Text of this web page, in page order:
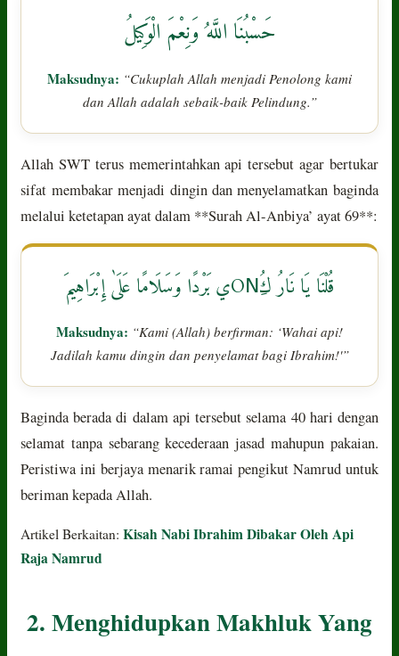
حَسْبُنَا اللَّهُ وَنِعْمَ الْوَكِيلُ
Maksudnya: “Cukuplah Allah menjadi Penolong kami
dan Allah adalah sebaik-baik Pelindung.”
Allah SWT terus memerintahkan api tersebut agar bertukar
sifat membakar menjadi dingin dan menyelamatkan baginda
melalui ketetapan ayat dalam **Surah Al-Anbiya’ ayat 69**:
قُلْنَا يَا نَارُ كُONِي بَرْدًا وَسَلَامًا عَلَىٰ إِبْرَاهِيمَ
Maksudnya: “Kami (Allah) berfirman: ‘Wahai api!
Jadilah kamu dingin dan penyelamat bagi Ibrahim!'”
Baginda berada di dalam api tersebut selama 40 hari dengan
selamat tanpa sebarang kecederaan jasad mahupun pakaian.
Peristiwa ini berjaya menarik ramai pengikut Namrud untuk
beriman kepada Allah.
Artikel Berkaitan:Kisah Nabi Ibrahim Dibakar Oleh Api
Raja Namrud
2. Menghidupkan Makhluk Yang